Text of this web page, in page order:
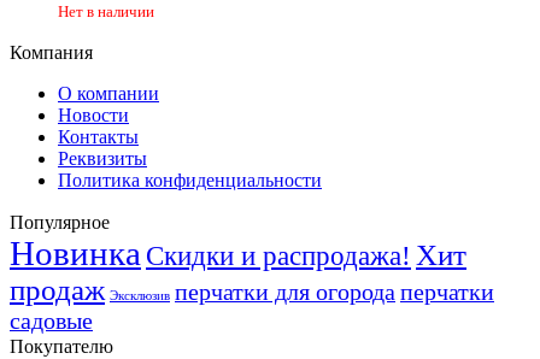
Нет в наличии
Компания
О компании
Новости
Контакты
Реквизиты
Политика конфиденциальности
Популярное
Новинка Скидки и распродажа! Хит
продаж Эксклюзив перчатки для огорода перчатки
садовые
Покупателю